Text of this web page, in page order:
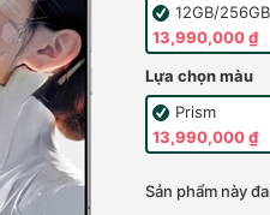
12GB/256GB
13,990,000 ₫
Lựa chọn màu
Prism
13,990,000 ₫
Sản phẩm này